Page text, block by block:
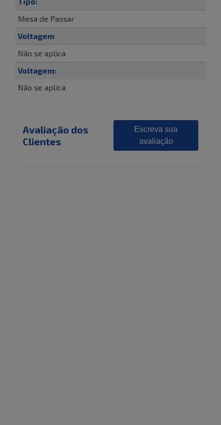
Mesa de Passar
Voltagem
Não se aplica
Voltagem:
Não se aplica
Avaliação dos
Clientes
Escreva sua
avaliação